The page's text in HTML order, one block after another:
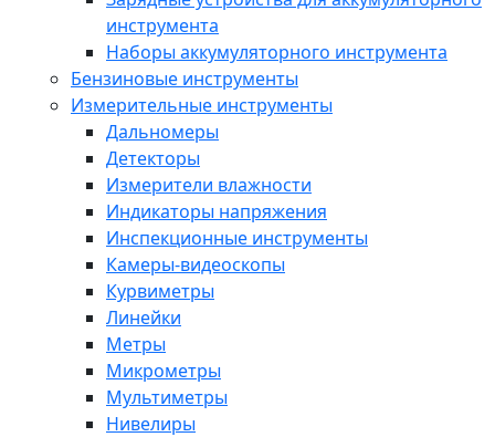
инструмента
Наборы аккумуляторного инструмента
Бензиновые инструменты
Измерительные инструменты
Дальномеры
Детекторы
Измерители влажности
Индикаторы напряжения
Инспекционные инструменты
Камеры-видеоскопы
Курвиметры
Линейки
Метры
Микрометры
Мультиметры
Нивелиры